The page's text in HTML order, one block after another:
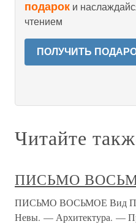
подарок и
чтением
ПОЛУЧИТЬ
Читайте
ПИСЬМО
ПИСЬМО ВОСЬМОЕ Вид
Невы. — Архитектура. —